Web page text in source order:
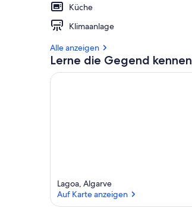
Küche
Klimaanlage
Alle anzeigen
Lerne die Gegend kennen
Lagoa, Algarve
Auf Karte anzeigen